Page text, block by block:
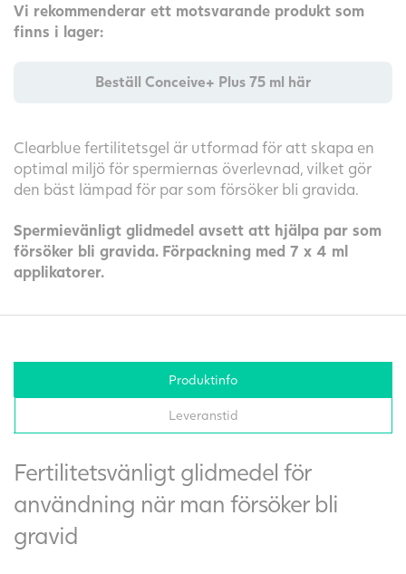
Vi rekommenderar ett motsvarande produkt som
finns i lager:
Beställ Conceive+ Plus 75 ml här
Clearblue fertilitetsgel är utformad för att skapa en
optimal miljö för spermiernas överlevnad, vilket gör
den bäst lämpad för par som försöker bli gravida.
Spermievänligt glidmedel avsett att hjälpa par som
försöker bli gravida. Förpackning med 7 x 4 ml
applikatorer.
Produktinfo
Leveranstid
Fertilitetsvänligt glidmedel för
användning när man försöker bli
gravid